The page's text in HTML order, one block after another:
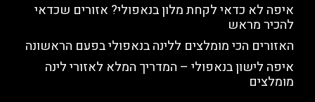
איפה לא כדאי לקחת מלון בנאפולי? אזורים שכדאי
להכיר מראש
האזורים הכי מומלצים ללינה בנאפולי בפעם הראשונה
איפה לישון בנאפולי – המדריך המלא לאזורי לינה
מומלצים